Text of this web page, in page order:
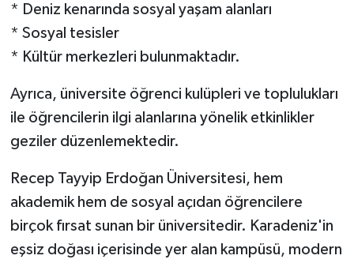
* Deniz kenarında sosyal yaşam alanları
* Sosyal tesisler
* Kültür merkezleri bulunmaktadır.
Ayrıca, üniversite öğrenci kulüpleri ve toplulukları
ile öğrencilerin ilgi alanlarına yönelik etkinlikler
geziler düzenlemektedir.
Recep Tayyip Erdoğan Üniversitesi, hem
akademik hem de sosyal açıdan öğrencilere
birçok fırsat sunan bir üniversitedir. Karadeniz'in
eşsiz doğası içerisinde yer alan kampüsü, modern